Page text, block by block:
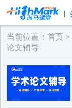
当前位置：首页 >
论文辅导